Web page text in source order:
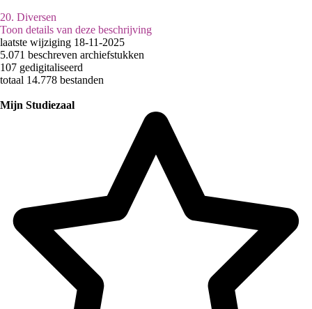
20. Diversen
Toon details van deze beschrijving
laatste wijziging 18-11-2025
5.071 beschreven archiefstukken
107 gedigitaliseerd
totaal 14.778 bestanden
Mijn Studiezaal